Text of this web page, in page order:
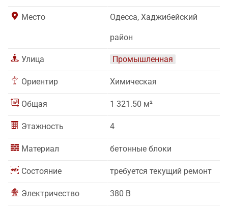
Место Одесса, Хаджибейский
район
Улица Промышленная
Ориентир Химическая
Общая 1 321.50 м²
Этажность 4
Материал бетонные блоки
Состояние требуется текущий ремонт
Электричество 380 В